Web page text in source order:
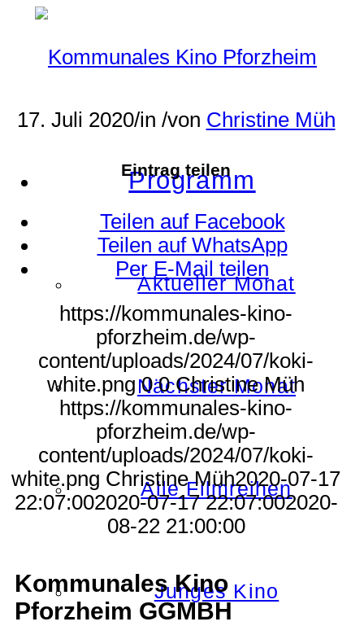
Programm
Aktueller Monat
Nächster Monat
Alle Filmreihen
Junges Kino
17. Juli 2020/in /von Christine Müh
Eintrag teilen
Teilen auf Facebook
Teilen auf WhatsApp
Per E-Mail teilen
https://kommunales-kino-
pforzheim.de/wp-
content/uploads/2024/07/koki-
white.png 0 0 Christine Müh
https://kommunales-kino-
pforzheim.de/wp-
content/uploads/2024/07/koki-
white.png Christine Müh2020-07-17
22:07:002020-07-17 22:07:002020-
08-22 21:00:00
Kommunales Kino
Pforzheim GGMBH